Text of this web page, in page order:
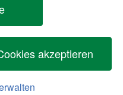
einen entscheidenden
und klarer
dynamischen Betrieb
kostspielige Motorschäden
Jahren Erfahrung in der
akzeptieren